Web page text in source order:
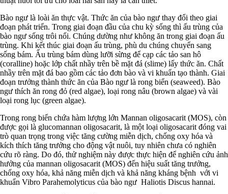
Bào ngư là loài ăn thực vật. Thức ăn của bào ngư thay đổi theo giai
đoạn phát triển. Trong giai đoạn đầu của chu kỳ sống thì ấu trùng của
bào ngư sống trôi nổi. Chúng dường như không ăn trong giai đoạn ấu
trùng. Khi kết thúc giai đoạn ấu trùng, phù du chúng chuyển sang
sống bám. Ấu trùng bám dùng lưỡi sừng để cạp các tảo san hô
(coralline) hoặc lớp chất nhầy trên bề mặt đá (slime) lấy thức ăn. Chất
nhầy trên mặt đá bao gồm các tảo đơn bào và vi khuẩn tạo thành. Giai
đoạn trưởng thành thức ăn của Bào ngư là rong biển (seaweed). Bào
ngư thích ăn rong đỏ (red algae), loại rong nâu (brown algae) và vài
loại rong lục (green algae).
Trong rong biển chứa hàm lượng lớn Mannan oligosacarit (MOS), còn
được gọi là glucomannan oligosacarit, là một loại oligosacarit đóng vai
trò quan trọng trong việc tăng cường miễn dịch, chống oxy hóa và
kích thích tăng trưởng cho động vật nuôi, tuy nhiên chưa có nghiên
cứu rõ ràng. Do đó, thử nghiệm này được thực hiện để nghiên cứu ảnh
hưởng của mannan oligosacarit (MOS) đến hiệu suất tăng trưởng,
chống oxy hóa, khả năng miễn dịch và khả năng kháng bệnh với vi
khuẩn Vibro Parahemolyticus của bào ngư Haliotis Discus hannai.